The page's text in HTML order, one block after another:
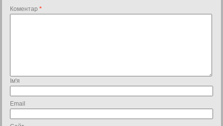
Коментар *
Ім'я
Email